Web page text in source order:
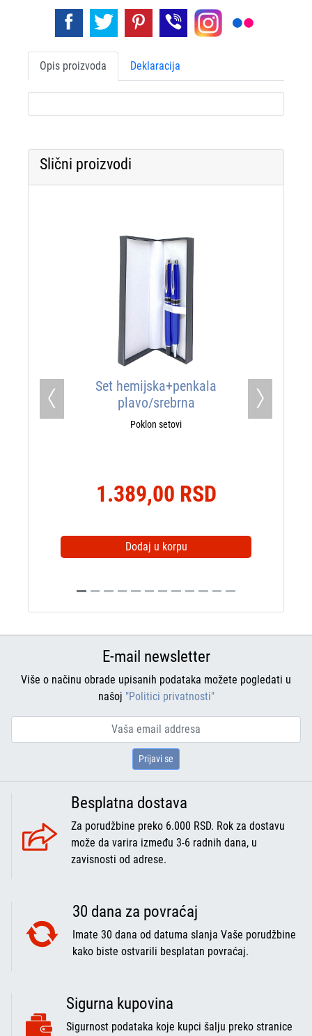
Opis proizvoda Deklaracija
Slični proizvodi
Set hemijska+penkala
plavo/srebrna
Poklon setovi
1.389,00 RSD
Dodaj u korpu
Previous Next
E-mail newsletter
Više o načinu obrade upisanih podataka možete pogledati u
našoj "Politici privatnosti"
Prijavi se
Besplatna dostava
Za porudžbine preko 6.000 RSD. Rok za dostavu
može da varira između 3-6 radnih dana, u
zavisnosti od adrese.
30 dana za povraćaj
Imate 30 dana od datuma slanja Vaše porudžbine
kako biste ostvarili besplatan povraćaj.
Sigurna kupovina
Sigurnost podataka koje kupci šalju preko stranice